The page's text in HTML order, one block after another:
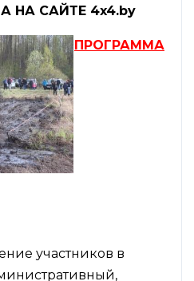
НА САЙТЕ 4x4.by
ПРОГРАММА
участников в